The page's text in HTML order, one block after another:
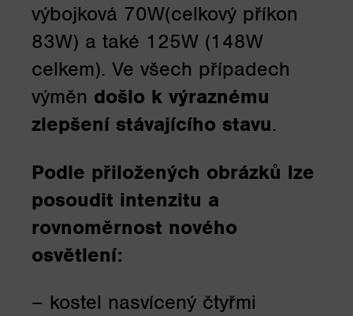
výbojková 70W(celkový příkon
83W) a také 125W (148W
celkem). Ve všech případech
výměn došlo k výraznému
zlepšení stávajícího stavu.
Podle přiložených obrázků lze
posoudit intenzitu a
rovnoměrnost nového
osvětlení:
– kostel nasvícený čtyřmi